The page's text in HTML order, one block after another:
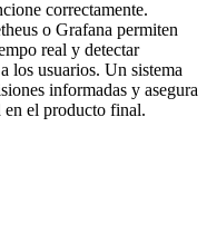
correctamente.
o Grafana permiten
real y detectar
los usuarios. Un sistema
informadas y asegura
en el producto final.